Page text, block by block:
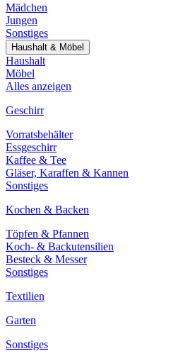
Mädchen
Jungen
Sonstiges
Haushalt & Möbel
Haushalt
Möbel
Alles anzeigen
Geschirr
Vorratsbehälter
Essgeschirr
Kaffee & Tee
Gläser, Karaffen & Kannen
Sonstiges
Kochen & Backen
Töpfen & Pfannen
Koch- & Backutensilien
Besteck & Messer
Sonstiges
Textilien
Garten
Sonstiges